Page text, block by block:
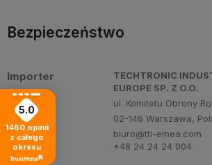
Bezpieczeństwo
Importer
TECHTRONIC
EUROPE SP. Z O.O.
ul. Komitetu Obrony
02-146 Warszawa,
biuro@tti-emea.com
+48 24 24 24 004
5.0
1460 opinii
z całego
okresu